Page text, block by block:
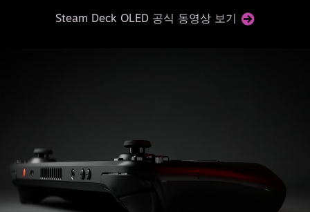
Steam Deck OLED 공식 동영상 보기